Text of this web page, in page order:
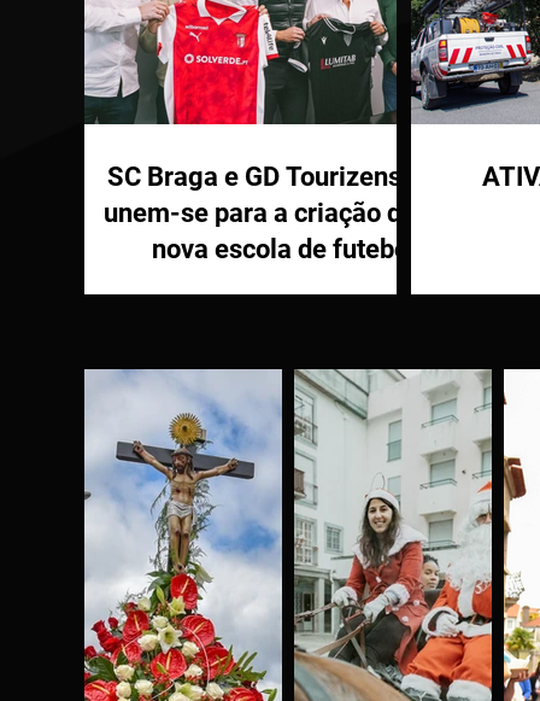
SC Braga e GD Tourizense
unem-se para a criação de
nova escola de futebol